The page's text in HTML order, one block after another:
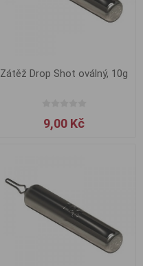
Zátěž Drop Shot oválný, 10g
9,00 Kč